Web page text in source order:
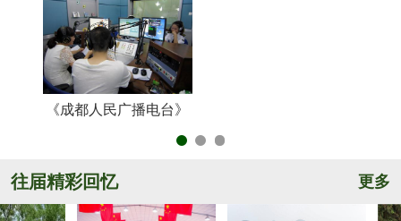
《成都人民广播电台》
往届精彩回忆 更多